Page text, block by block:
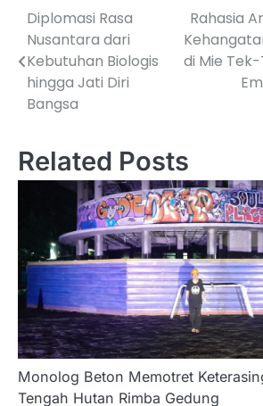
Navigasi
pos
Diplomasi Rasa
Nusantara dari
Kebutuhan Biologis
hingga Jati Diri
Bangsa
Rahasia
di Mie
Related Posts
Monolog Beton Memotret
Tengah Hutan Rimba Gedung